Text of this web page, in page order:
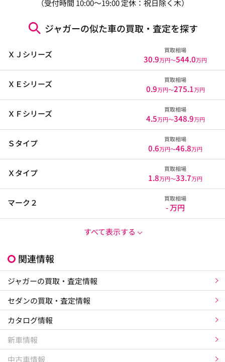
（受付時間 10:00～19:00 定休：祝日除く木）
ジャガーの似た車の買取・査定を探す
ＸＪシリーズ 買取相場
30.9万円〜544.0万円
ＸＥシリーズ 買取相場
0.9万円〜275.1万円
ＸＦシリーズ 買取相場
4.5万円〜348.9万円
Ｓタイプ 買取相場
0.6万円〜46.8万円
Ｘタイプ 買取相場
1.8万円〜33.7万円
マーク２ 買取相場
- 万円
すべて表示する
関連情報
ジャガーの買取・査定情報
セダンの買取・査定情報
カタログ情報
新車情報
中古車情報